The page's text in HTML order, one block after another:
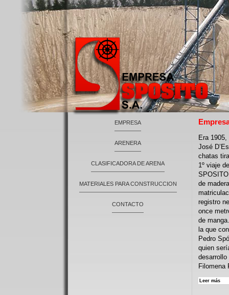
EMPRESA
ARENERA
CLASIFICADORA DE ARENA
MATERIALES PARA CONSTRUCCION
CONTACTO
Era
José
chatas
1º viaje
de
registro
once
de
la que
Pedro
quien
Filomena
Leer más